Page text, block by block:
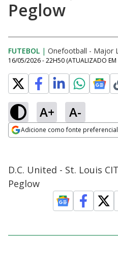
Peglow
FUTEBOL | Onefootball - Major
16/05/2026 - 22H50 (ATUALIZADO EM
A+ A-
Adicione como fonte
D.C. United - St. Louis
Peglow